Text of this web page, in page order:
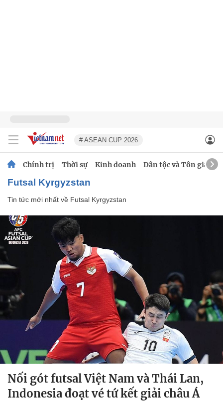
# ASEAN CUP 2026
Chính trị Thời sự Kinh doanh Dân tộc và Tôn giáo
Futsal Kyrgyzstan
Tin tức mới nhất về Futsal Kyrgyzstan
Nối gót futsal Việt Nam và Thái Lan,
Indonesia đoạt vé tứ kết giải châu Á